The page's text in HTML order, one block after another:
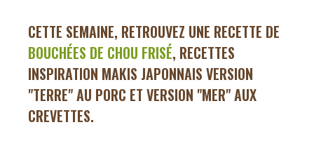
CETTE SEMAINE, RETROUVEZ UNE RECETTE DE
BOUCHÉES DE CHOU FRISÉ, RECETTES
INSPIRATION MAKIS JAPONNAIS VERSION
"TERRE" AU PORC ET VERSION "MER" AUX
CREVETTES.